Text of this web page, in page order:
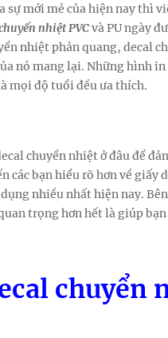
sự mới mẻ của hiện nay thì
nhiệt PVCvà PU ngày
nhiệt phản quang, decal
nó mang lại. Những hình
mọi độ tuổi đều ưa thích.
chuyển nhiệt ở đâu để
các bạn hiểu rõ hơn về giấy
nhiều nhất hiện nay.
trọng hơn hết là giúp
chuyển